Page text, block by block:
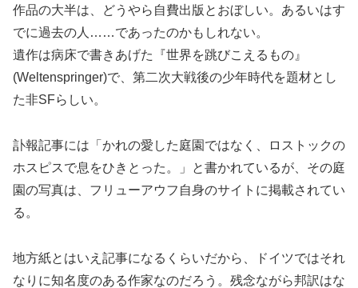
作品の大半は、どうやら自費出版とおぼしい。あるいはす
でに過去の人……であったのかもしれない。
遺作は病床で書きあげた『世界を跳びこえるもの』
(Weltenspringer)で、第二次大戦後の少年時代を題材とし
た非SFらしい。
訃報記事には「かれの愛した庭園ではなく、ロストックの
ホスピスで息をひきとった。」と書かれているが、その庭
園の写真は、フリューアウフ自身のサイトに掲載されてい
る。
地方紙とはいえ記事になるくらいだから、ドイツではそれ
なりに知名度のある作家なのだろう。残念ながら邦訳はな